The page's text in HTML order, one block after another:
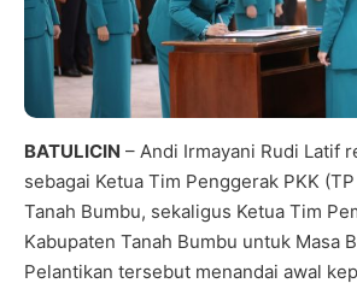
BATULICIN – Andi Irmayani Rudi Latif
sebagai Ketua Tim Penggerak PKK
Tanah Bumbu, sekaligus Ketua Tim
Kabupaten Tanah Bumbu untuk Masa
Pelantikan tersebut menandai awal